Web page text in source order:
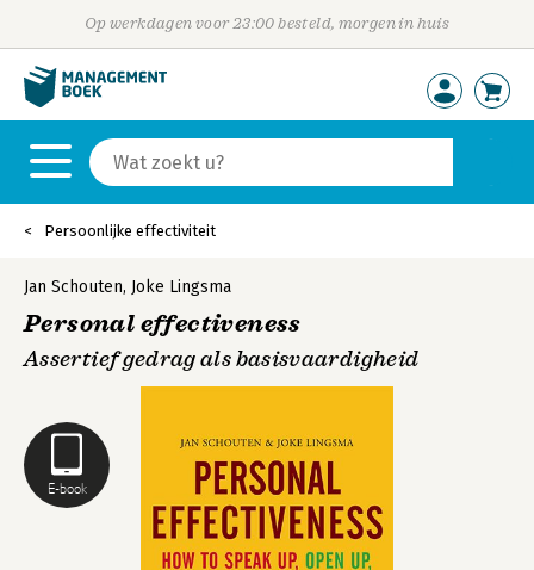
Op werkdagen voor 23:00 besteld, morgen in huis
Persoonlijke effectiviteit
E-book
Jan Schouten, Joke Lingsma
Personal effectiveness
Assertief gedrag als basisvaardigheid